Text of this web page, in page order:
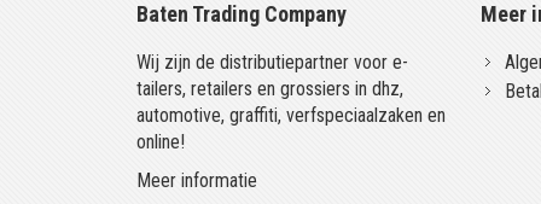
Baten Trading Company
Wij zijn de distributiepartner voor e-
tailers, retailers en grossiers in dhz,
automotive, graffiti, verfspeciaalzaken en
online!
Meer informatie
Meer